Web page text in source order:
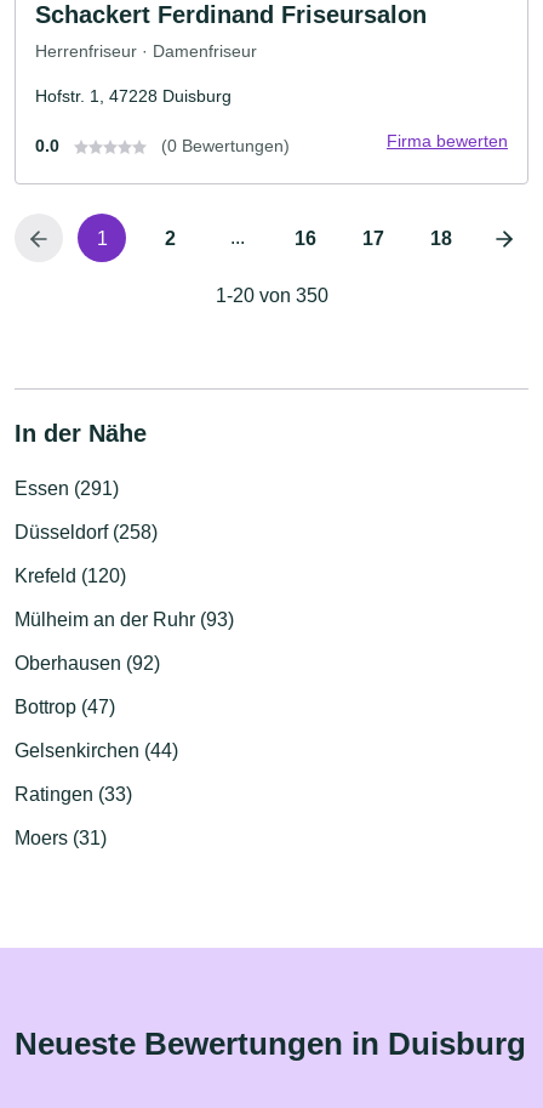
Schackert Ferdinand Friseursalon
Herrenfriseur · Damenfriseur
Hofstr. 1, 47228 Duisburg
0.0 (0 Bewertungen) Firma bewerten
1 2 ... 16 17 18
1-20 von 350
In der Nähe
Essen (291)
Düsseldorf (258)
Krefeld (120)
Mülheim an der Ruhr (93)
Oberhausen (92)
Bottrop (47)
Gelsenkirchen (44)
Ratingen (33)
Moers (31)
Neueste Bewertungen in Duisburg